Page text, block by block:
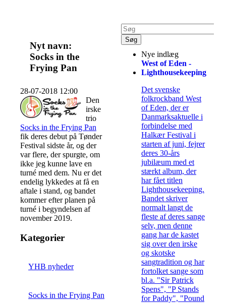
Nyt navn:
Socks in the
Frying Pan
28-07-2018 12:00
Den
irske
trio
Socks in the Frying Pan
fik deres debut på Tønder
Festival sidste år, og der
var flere, der spurgte, om
ikke jeg kunne lave en
turné med dem. Nu er det
endelig lykkedes at få en
aftale i stand, og bandet
kommer efter planen på
turné i begyndelsen af
november 2019.
Kategorier
YHB nyheder
Socks in the Frying Pan
Nye indlæg
West of Eden -
Lighthousekeeping
Det svenske
folkrockband West
of Eden, der er
Danmarksaktuelle i
forbindelse med
Halkær Festival i
starten af juni, fejrer
deres 30-års
jubilæum med et
stærkt album, der
har fået titlen
Lighthousekeeping.
Bandet skriver
normalt langt de
fleste af deres sange
selv, men denne
gang har de kastet
sig over den irske
og skotske
sangtradition og har
fortolket sange som
bl.a. "Sir Patrick
Spens", "P Stands
for Paddy", "Pound